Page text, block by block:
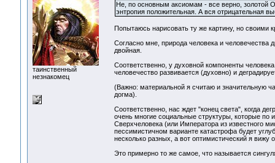
таинственный
незнакомец
Не, по основным аксиомам - все верно, золотой
энтропия положительная. А вся отрицательная
Попытаюсь нарисовать ту же картину, но своими
Согласно мне, природа человека и человечества
двойная.
Соответственно, у духовной компоненты
человечество развивается (духовно) и
(Важно: материальной я считаю и значительную
догма).
Соответственно, нас ждет "конец света", когда
очень многие социальные структуры, которые по
Сверхчеловека (или Императора из известного
пессимистичном варианте катастрофа будет
несколько разных, а вот оптимистический я вижу
Это примерно то же самое, что называется